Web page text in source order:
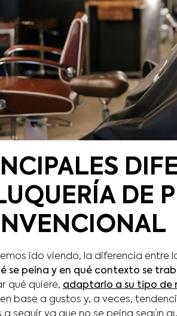
DE
ido viendo, la diferencia entre
se peina y en qué contexto se
qué quiere, adaptarlo a su tipo de
base a gustos y, a veces,